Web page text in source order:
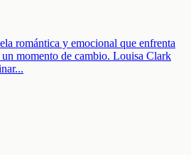
romántica y emocional que enfrenta
momento de cambio. Louisa Clark
...